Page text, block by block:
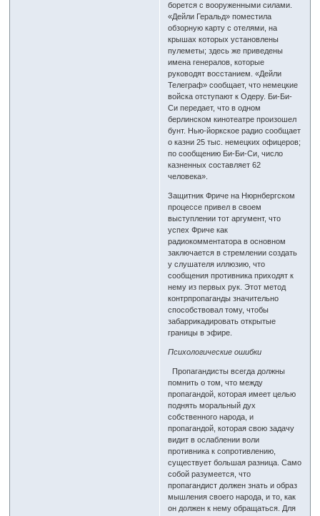
борется с вооруженными силами.
«Дейли Геральд» поместила
обзорную карту с отелями, на
крышах которых установлены
пулеметы; здесь же приведены
имена генералов, которые
руководят восстанием. «Дейли
Телеграф» сообщает, что немецкие
войска отступают к Одеру. Би-Би-
Си передает, что в одном
берлинском кинотеатре произошел
бунт. Нью-йоркское радио сообщает
о казни 25 тыс. немецких офицеров;
по сообщению Би-Би-Си, число
казненных составляет 62
человека».
Защитник Фриче на Нюрнбергском
процессе привел в своем
выступлении тот аргумент, что
успех Фриче как
радиокомментатора в основном
заключается в стремлении создать
у слушателя иллюзию, что
сообщения противника приходят к
нему из первых рук. Этот метод
контрпропаганды значительно
способствовал тому, чтобы
забаррикадировать открытые
границы в эфире.
Психологические ошибки
Пропагандисты всегда должны
помнить о том, что между
пропагандой, которая имеет целью
поднять моральный дух
собственного народа, и
пропагандой, которая свою задачу
видит в ослаблении воли
противника к сопротивлению,
существует большая разница. Само
собой разумеется, что
пропагандист должен знать и образ
мышления своего народа, и то, как
он должен к нему обращаться. Для